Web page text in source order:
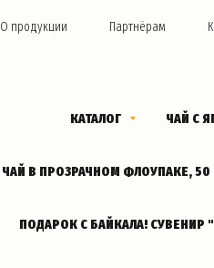
О продукции Партнёрам
КАТАЛОГ ЧАЙ С
ЧАЙ В ПРОЗРАЧНОМ ФЛОУПАКЕ, 50
ПОДАРОК С БАЙКАЛА! СУВЕНИР